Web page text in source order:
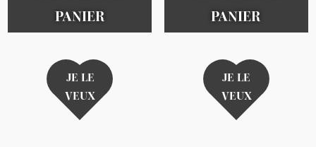
PANIER
JE LE
VEUX
PANIER
JE LE
VEUX